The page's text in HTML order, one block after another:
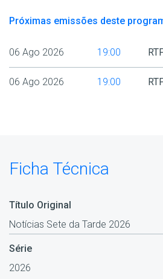
Próximas emissões deste
06 Ago 2026 19:00
06 Ago 2026 19:00
Ficha Técnica
Título Original
Notícias Sete da Tarde 2026
Série
2026